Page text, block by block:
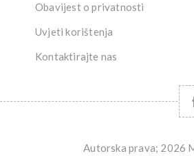
Obavijest o privatnosti
Uvjeti korištenja
Kontaktirajte nas
Autorska prava; 2026